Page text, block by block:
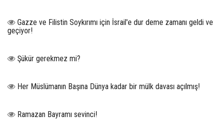
Gazze ve Filistin Soykırımı için İsrail'e dur deme zamanı geldi ve
geçiyor!
Şükür gerekmez mi?
Her Müslümanın Başına Dünya kadar bir mülk davası açılmış!
Ramazan Bayramı sevinci!